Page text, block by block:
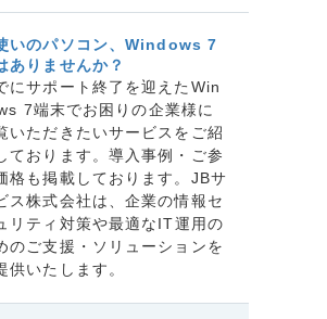
いのパソコン、Windows 7
ありませんか？
にサポート終了を迎えたWin
7端末でお困りの企業様に
いただきたいサービスをご紹
ております。導入事例・ご参
格も掲載しております。JBサ
ス株式会社は、企業の情報セ
リティ対策や最適なIT運用の
のご支援・ソリューションを
供いたします。